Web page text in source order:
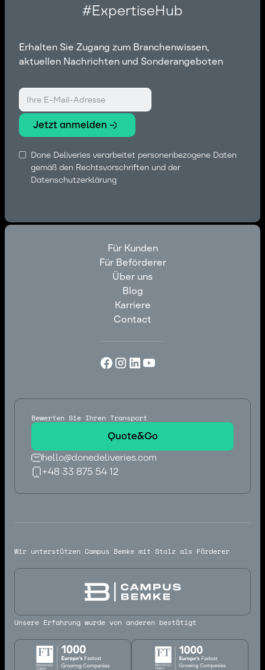
#ExpertiseHub
Erhalten Sie Zugang zum Branchenwissen,
aktuellen Nachrichten und Sonderangeboten
Done Deliveries verarbeitet personenbezogene Daten
gemäß den Rechtsvorschriften und der
Datenschutzerklärung
Für Kunden
Für Kunden
Für Beförderer
Für Beförderer
Über uns
Über uns
Blog
Blog
Karriere
Karriere
Contact
Bewerten Sie Ihren Transport
Quote&Go
hello@donedeliveries.com
hello@donedeliveries.com
+48 33 875 54 12
Wir unterstützen Campus Bemke mit Stolz als Förderer
Unsere Erfahrung wurde von anderen bestätigt